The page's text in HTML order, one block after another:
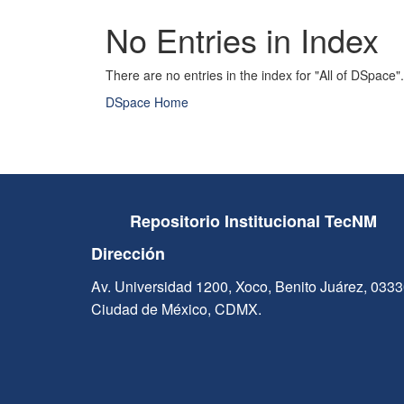
No Entries in Index
There are no entries in the index for "All of DSpace".
DSpace Home
Repositorio Institucional TecNM
Dirección
Av. Universidad 1200, Xoco, Benito Juárez,
Ciudad de México, CDMX.